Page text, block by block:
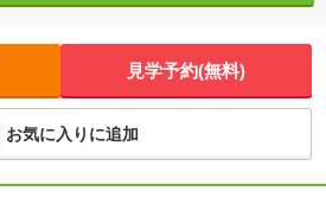
見学予約(無料)
お気に入りに追加